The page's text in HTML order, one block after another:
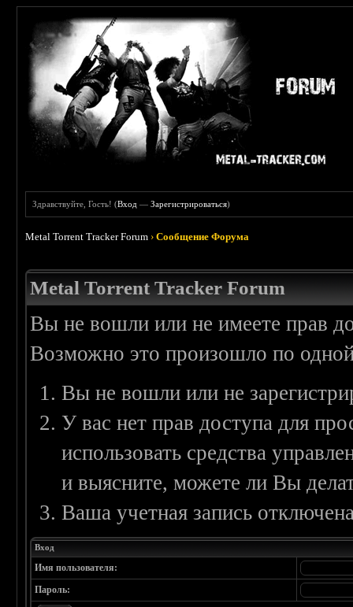
Здравствуйте, Гость! (Вход —Зарегистрироваться)
Metal Torrent Tracker Forum ›Сообщение Форума
Metal Torrent Tracker Forum
Вы не вошли или не имеете прав
Возможно это произошло по
Вы не вошли или не
У вас нет прав доступа для
использовать средства
и выясните, можете ли Вы
Ваша учетная запись
Вход
Имя пользователя:
Пароль: